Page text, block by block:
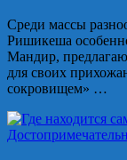
Среди массы
Ришикеша
Мандир,
для своих
сокровищем» …